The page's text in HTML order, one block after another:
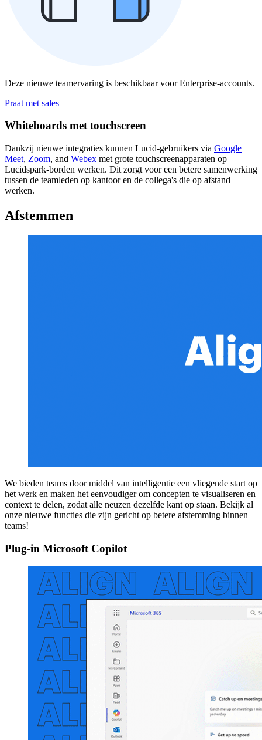
Deze nieuwe teamervaring is beschikbaar voor Enterprise-accounts.
Praat met sales
Whiteboards met touchscreen
Dankzij nieuwe integraties kunnen Lucid-gebruikers via Google
Meet, Zoom, and Webex met grote touchscreenapparaten op
Lucidspark-borden werken. Dit zorgt voor een betere samenwerking
tussen de teamleden op kantoor en de collega's die op afstand
werken.
Afstemmen
We bieden teams door middel van intelligentie een vliegende start op
het werk en maken het eenvoudiger om concepten te visualiseren en
context te delen, zodat alle neuzen dezelfde kant op staan. Bekijk al
onze nieuwe functies die zijn gericht op betere afstemming binnen
teams!
Plug-in Microsoft Copilot